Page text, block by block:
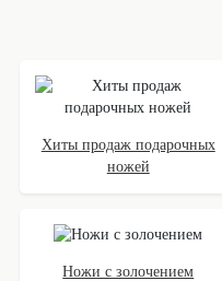
Хиты продаж подарочных
ножей
Ножи с золочением